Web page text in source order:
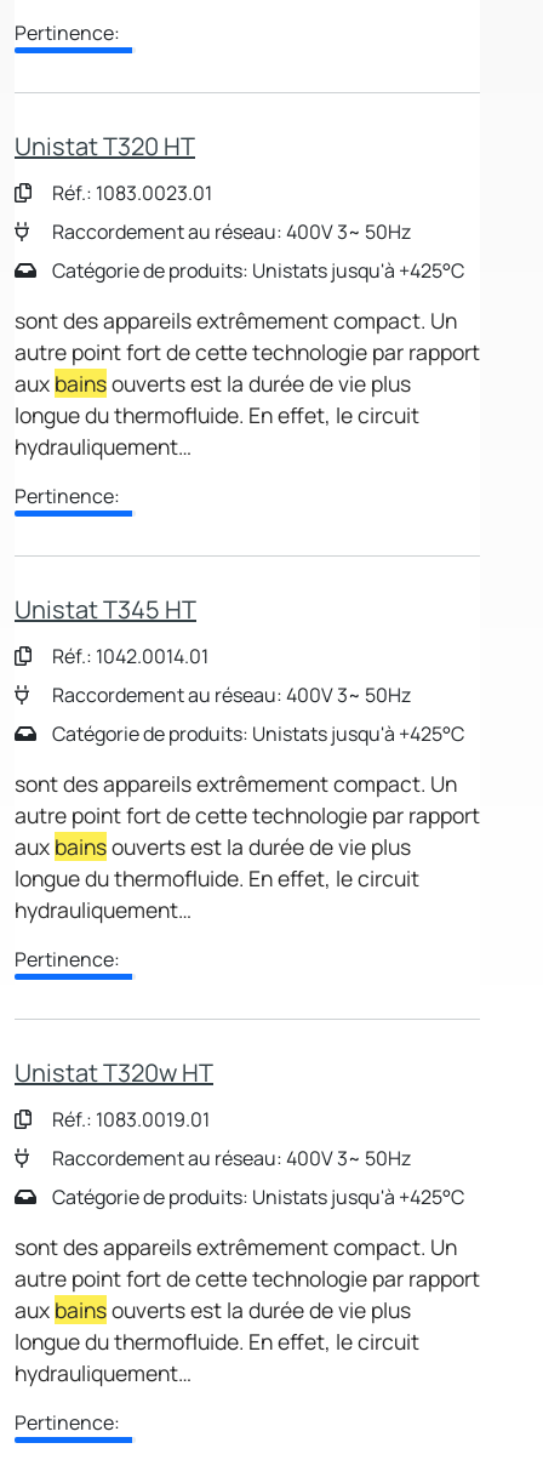
Pertinence:
Unistat T320 HT
Réf.: 1083.0023.01
Raccordement au réseau: 400V 3~ 50Hz
Catégorie de produits: Unistats jusqu'à +425°C
sont des appareils extrêmement compact. Un
autre point fort de cette technologie par rapport
aux bainsouverts est la durée de vie plus
longue du thermofluide. En effet, le circuit
hydrauliquement…
Pertinence:
Unistat T345 HT
Réf.: 1042.0014.01
Raccordement au réseau: 400V 3~ 50Hz
Catégorie de produits: Unistats jusqu'à +425°C
sont des appareils extrêmement compact. Un
autre point fort de cette technologie par rapport
aux bainsouverts est la durée de vie plus
longue du thermofluide. En effet, le circuit
hydrauliquement…
Pertinence:
Unistat T320w HT
Réf.: 1083.0019.01
Raccordement au réseau: 400V 3~ 50Hz
Catégorie de produits: Unistats jusqu'à +425°C
sont des appareils extrêmement compact. Un
autre point fort de cette technologie par rapport
aux bainsouverts est la durée de vie plus
longue du thermofluide. En effet, le circuit
hydrauliquement…
Pertinence: